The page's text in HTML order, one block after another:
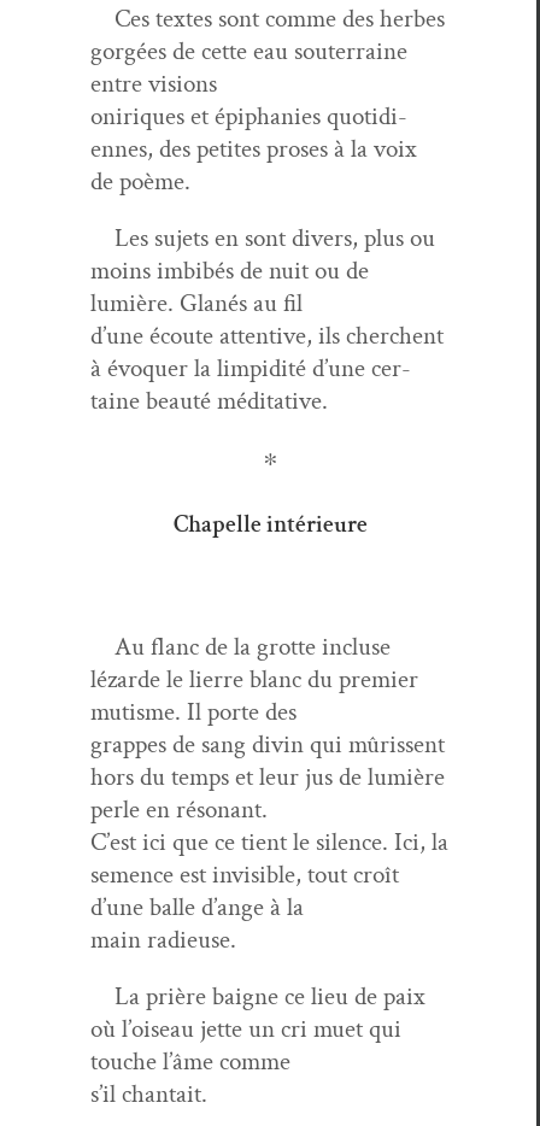
Ces textes sont comme des herbes
gorgées de cette eau souter­raine
entre visions
oniriques et épipha­nies quo­ti­di­
ennes, des petites pros­es à la voix
de poème.
Les sujets en sont divers, plus ou
moins imbibés de nuit ou de
lumière. Glanés au fil
d’une écoute atten­tive, ils cherchent
à évo­quer la lim­pid­ité d’une cer­
taine beauté méditative.
∗
Chapelle intérieure
Au flanc de la grotte incluse
lézarde le lierre blanc du pre­mier
mutisme. Il porte des
grappes de sang divin qui mûris­sent
hors du temps et leur jus de lumière
per­le en résonant.
C’est ici que ce tient le silence. Ici, la
semence est invis­i­ble, tout croît
d’une balle d’ange à la
main radieuse.
La prière baigne ce lieu de paix
où l’oiseau jette un cri muet qui
touche l’âme comme
s’il chantait.